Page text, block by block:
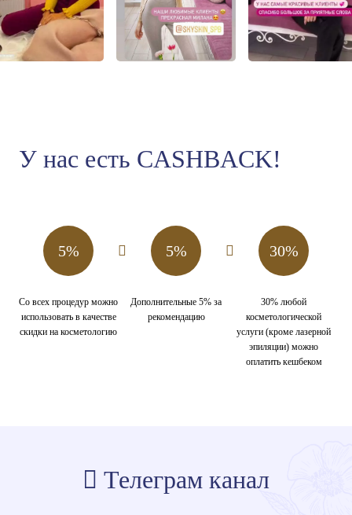
У нас есть CASHBACK!
5%
Со всех процедур можно
использовать в качестве
скидки на косметологию
5%
Дополнительные 5% за
рекомендацию
30%
30% любой
косметологической
услуги (кроме лазерной
эпиляции) можно
оплатить кешбеком
Телеграм канал